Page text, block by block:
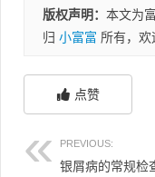
版权声明： 本文为
归 小富富 所有，欢
点赞
PREVIOUS: